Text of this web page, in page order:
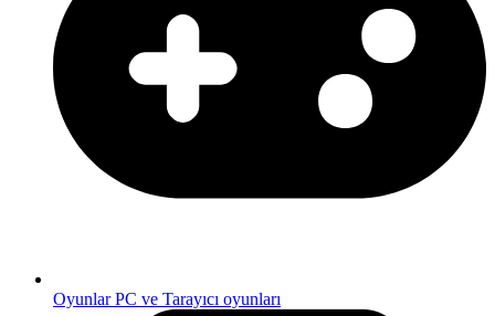
OyunlarPC ve Tarayıcı oyunları